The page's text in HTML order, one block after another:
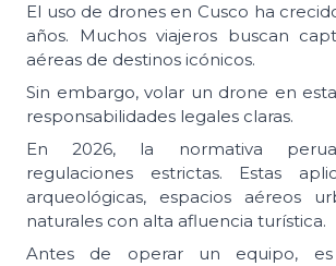
El uso de drones en Cusco ha
años. Muchos viajeros buscan
aéreas de destinos icónicos.
Sin embargo, volar un drone en
responsabilidades legales claras.
En 2026, la normativa
regulaciones estrictas. Estas
arqueológicas, espacios aéreos
naturales con alta afluencia turística.
Antes de operar un equipo, es